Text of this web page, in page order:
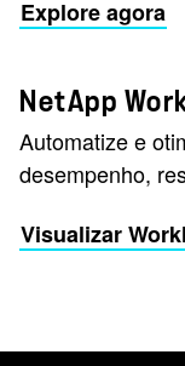
Explore agora
NetApp
Automatize e
desempenho,
Visualizar